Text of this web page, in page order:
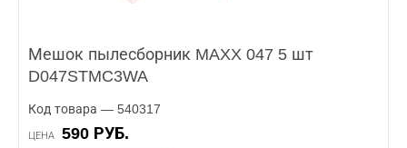
Мешок пылесборник MAXX 047 5 шт
D047STMC3WA
Код товара — 540317
ЦЕНА 590 РУБ.